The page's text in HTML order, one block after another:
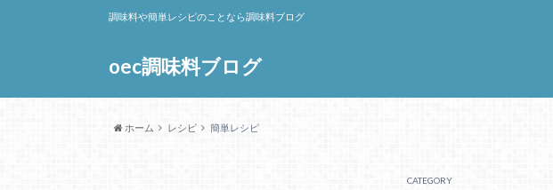
oec調味料ブログ
調味料や簡単レシピのことなら調味料ブログ
ホーム レシピ 簡単レシピ
CATEGORY